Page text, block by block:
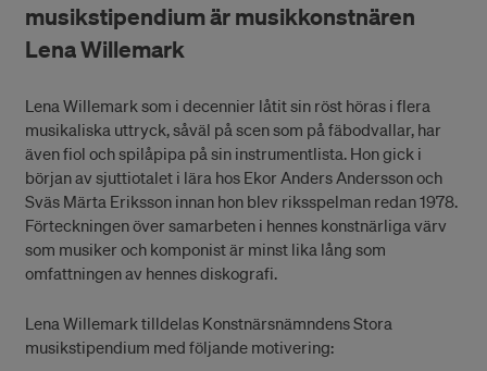
musikstipendium är musikkonstnären
Lena Willemark
Lena Willemark som i decennier låtit sin röst höras i flera
musikaliska uttryck, såväl på scen som på fäbodvallar, har
även fiol och spilåpipa på sin instrumentlista. Hon gick i
början av sjuttiotalet i lära hos Ekor Anders Andersson och
Sväs Märta Eriksson innan hon blev riksspelman redan 1978.
Förteckningen över samarbeten i hennes konstnärliga värv
som musiker och komponist är minst lika lång som
omfattningen av hennes diskografi.
Lena Willemark tilldelas Konstnärsnämndens Stora
musikstipendium med följande motivering: